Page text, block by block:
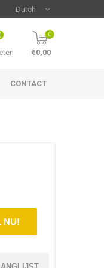
0
€0,00
CONTACT